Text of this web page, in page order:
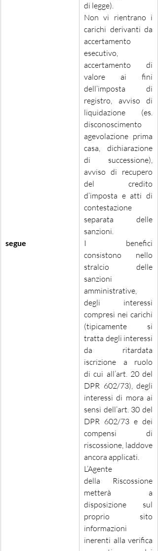
segue
di legge).
Non vi rientrano i
carichi derivanti da
accertamento
esecutivo,
accertamento di
valore ai fini
dell’imposta di
registro, avviso di
liquidazione (es.
disconoscimento
agevolazione prima
casa, dichiarazione
di successione),
avviso di recupero
del credito
d’imposta e atti di
contestazione
separata delle
sanzioni.
I benefici
consistono nello
stralcio delle
sanzioni
amministrative,
degli interessi
compresi nei carichi
(tipicamente si
tratta degli interessi
da ritardata
iscrizione a ruolo
di cui all’art. 20 del
DPR 602/73), degli
interessi di mora ai
sensi dell’art. 30 del
DPR 602/73 e dei
compensi di
riscossione, laddove
ancora applicati.
L’Agente
della Riscossione
metterà a
disposizione sul
proprio sito
informazioni
inerenti alla verifica